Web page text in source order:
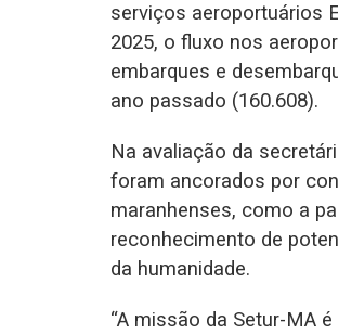
serviços aeroportuários
2025, o fluxo nos
embarques e
ano passado (160.608).
Na avaliação da
foram ancorados por
maranhenses, como a
reconhecimento de
da humanidade.
“A missão da Setur-MA